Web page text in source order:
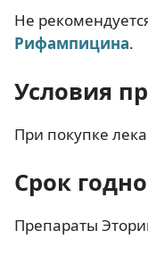
Не
Рифампицина.
Условия
При покупке
Срок
Препараты